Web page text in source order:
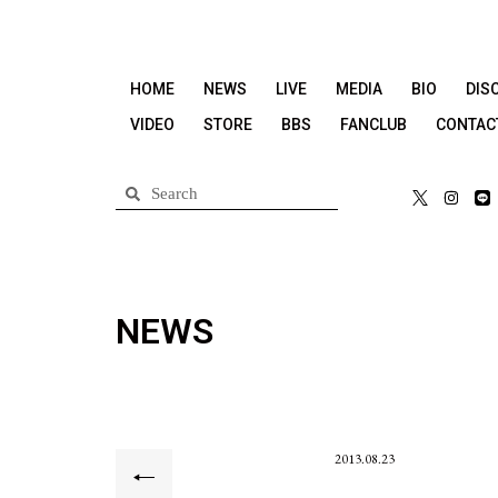
HOME NEWS LIVE MEDIA BIO
VIDEO
STORE BBS FANCLUB
NEWS
2013.08.23